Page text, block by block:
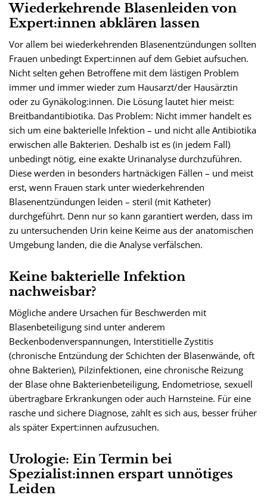
Wiederkehrende Blasenleiden von
Expert:innen abklären lassen
Vor allem bei wiederkehrenden Blasenentzündungen sollten
Frauen unbedingt Expert:innen auf dem Gebiet aufsuchen.
Nicht selten gehen Betroffene mit dem lästigen Problem
immer und immer wieder zum Hausarzt/der Hausärztin
oder zu Gynäkolog:innen. Die Lösung lautet hier meist:
Breitbandantibiotika. Das Problem: Nicht immer handelt es
sich um eine bakterielle Infektion – und nicht alle Antibiotika
erwischen alle Bakterien. Deshalb ist es (in jedem Fall)
unbedingt nötig, eine exakte Urinanalyse durchzuführen.
Diese werden in besonders hartnäckigen Fällen – und meist
erst, wenn Frauen stark unter wiederkehrenden
Blasenentzündungen leiden – steril (mit Katheter)
durchgeführt. Denn nur so kann garantiert werden, dass im
zu untersuchenden Urin keine Keime aus der anatomischen
Umgebung landen, die die Analyse verfälschen.
Keine bakterielle Infektion
nachweisbar?
Mögliche andere Ursachen für Beschwerden mit
Blasenbeteiligung sind unter anderem
Beckenbodenverspannungen, Interstitielle Zystitis
(chronische Entzündung der Schichten der Blasenwände, oft
ohne Bakterien), Pilzinfektionen, eine chronische Reizung
der Blase ohne Bakterienbeteiligung, Endometriose, sexuell
übertragbare Erkrankungen oder auch Harnsteine. Für eine
rasche und sichere Diagnose, zahlt es sich aus, besser früher
als später Expert:innen aufzusuchen.
Urologie: Ein Termin bei
Spezialist:innen erspart unnötiges
Leiden